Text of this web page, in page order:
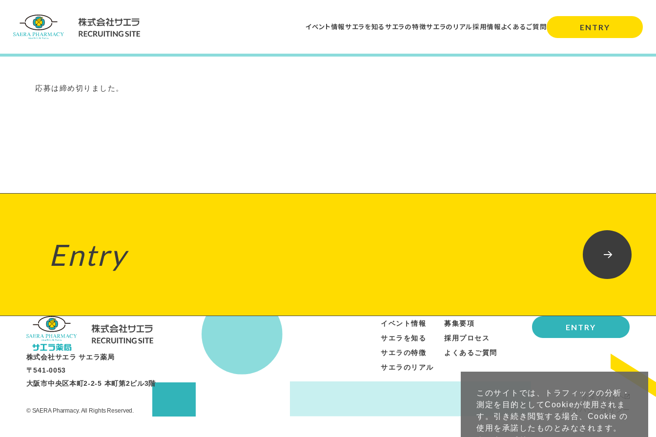
イベント情報サエラを知るサエラの特徴サエラのリアル採用情報よくあるご質問 ENTRY
Internship
応募は締め切りました。
Entry
株式会社サエラ サエラ薬局
〒541-0053
大阪市中央区本町2-2-5 本町第2ビル3階
イベント情報
サエラを知る
サエラの特徴
サエラのリアル
募集要項
採用プロセス
よくあるご質問
ENTRY
© SAERA Pharmacy. All Rights Reserved.
企業サイトへ
プライバシーポリシー
このサイトでは、トラフィックの分析・
測定を目的としてCookieが使用されま
す。引き続き閲覧する場合、Cookie の
使用を承諾したものとみなされます。